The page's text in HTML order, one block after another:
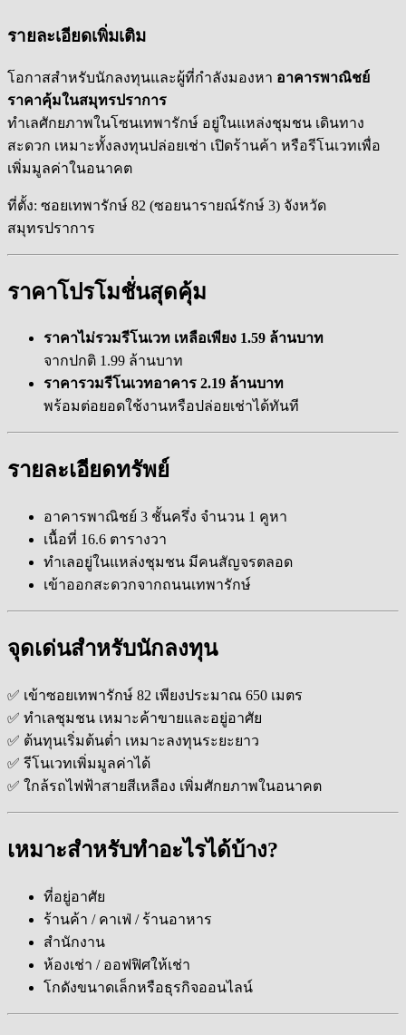
รายละเอียดเพิ่มเติม
โอกาสสำหรับนักลงทุนและผู้ที่กำลังมองหา อาคารพาณิชย์
ราคาคุ้มในสมุทรปราการ
ทำเลศักยภาพในโซนเทพารักษ์ อยู่ในแหล่งชุมชน เดินทาง
สะดวก เหมาะทั้งลงทุนปล่อยเช่า เปิดร้านค้า หรือรีโนเวทเพื่อ
เพิ่มมูลค่าในอนาคต
ที่ตั้ง: ซอยเทพารักษ์ 82 (ซอยนารายณ์รักษ์ 3) จังหวัด
สมุทรปราการ
ราคาโปรโมชั่นสุดคุ้ม
ราคาไม่รวมรีโนเวท เหลือเพียง 1.59 ล้านบาท
จากปกติ 1.99 ล้านบาท
ราคารวมรีโนเวทอาคาร 2.19 ล้านบาท
พร้อมต่อยอดใช้งานหรือปล่อยเช่าได้ทันที
รายละเอียดทรัพย์
อาคารพาณิชย์ 3 ชั้นครึ่ง จำนวน 1 คูหา
เนื้อที่ 16.6 ตารางวา
ทำเลอยู่ในแหล่งชุมชน มีคนสัญจรตลอด
เข้าออกสะดวกจากถนนเทพารักษ์
จุดเด่นสำหรับนักลงทุน
✅ เข้าซอยเทพารักษ์ 82 เพียงประมาณ 650 เมตร
✅ ทำเลชุมชน เหมาะค้าขายและอยู่อาศัย
✅ ต้นทุนเริ่มต้นต่ำ เหมาะลงทุนระยะยาว
✅ รีโนเวทเพิ่มมูลค่าได้
✅ ใกล้รถไฟฟ้าสายสีเหลือง เพิ่มศักยภาพในอนาคต
เหมาะสำหรับทำอะไรได้บ้าง?
ที่อยู่อาศัย
ร้านค้า / คาเฟ่ / ร้านอาหาร
สำนักงาน
ห้องเช่า / ออฟฟิศให้เช่า
โกดังขนาดเล็กหรือธุรกิจออนไลน์